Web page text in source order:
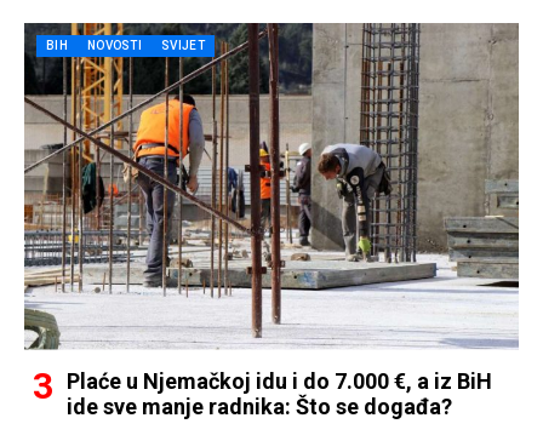
BIH NOVOSTI SVIJET
Plaće u Njemačkoj idu i do 7.000 €, a iz BiH
ide sve manje radnika: Što se događa?